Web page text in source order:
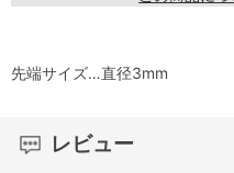
先端サイズ…直径3mm
レビュー